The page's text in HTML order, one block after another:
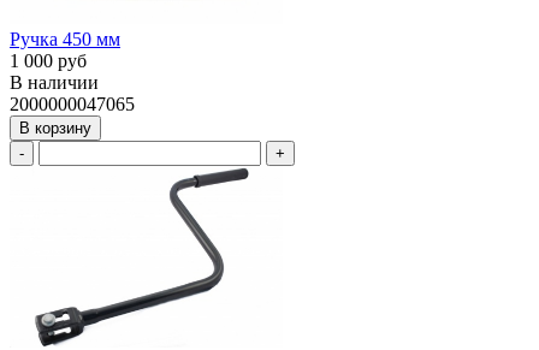
Ручка 450 мм
1 000 руб
В наличии
2000000047065
В корзину
-
+